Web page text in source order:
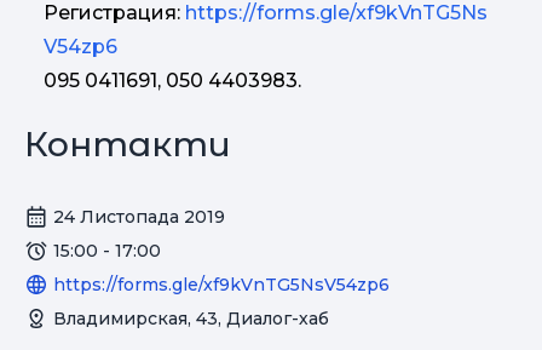
Регистрация: https://forms.gle/xf9kVnTG5Ns
V54zp6
095 0411691, 050 4403983.
Контакти
24 Листопада 2019
15:00 - 17:00
https://forms.gle/xf9kVnTG5NsV54zp6
Владимирская, 43, Диалог-хаб